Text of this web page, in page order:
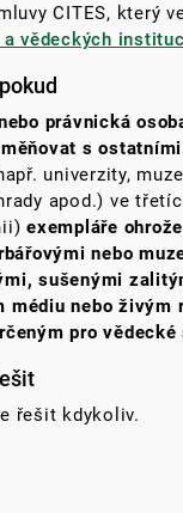
CITES, který
vědeckých
právnická
s
univerzity,
apod.) ve
exempláře
nebo
sušenými
médiu nebo živým
pro vědecké
řešit kdykoliv.